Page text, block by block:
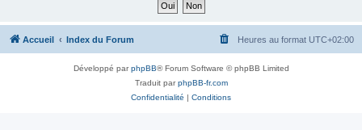
Accueil Index du Forum Heures au format UTC+02:00
Développé parphpBB® Forum Software © phpBB Limited
Traduit parphpBB-fr.com
Confidentialité | Conditions